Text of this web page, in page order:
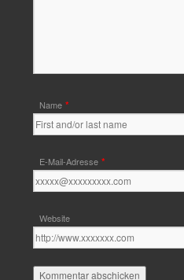
Name *
E-Mail-Adresse *
Website